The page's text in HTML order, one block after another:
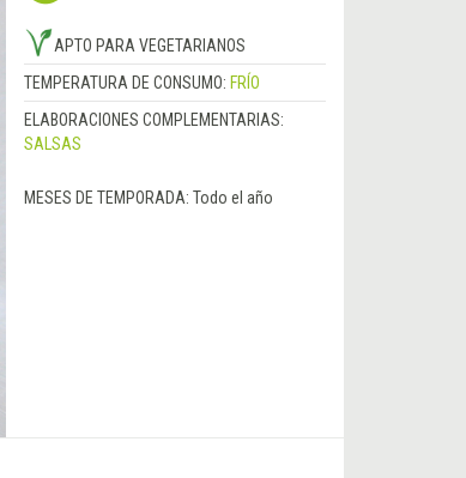
APTO PARA VEGETARIANOS
TEMPERATURA DE CONSUMO: FRÍO
ELABORACIONES COMPLEMENTARIAS:
SALSAS
MESES DE TEMPORADA: Todo el año